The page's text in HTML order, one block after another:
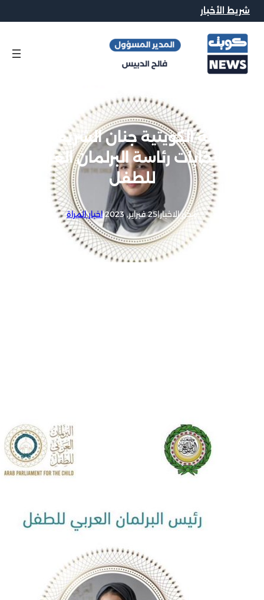
شريط الأخبار
الطالبة الكويتية جنان الشريف تفوز
بانتخابات رئاسة البرلمان العربي
للطفل
محرر الاخبار|25 فبراير, 2023 |اخبار المراة